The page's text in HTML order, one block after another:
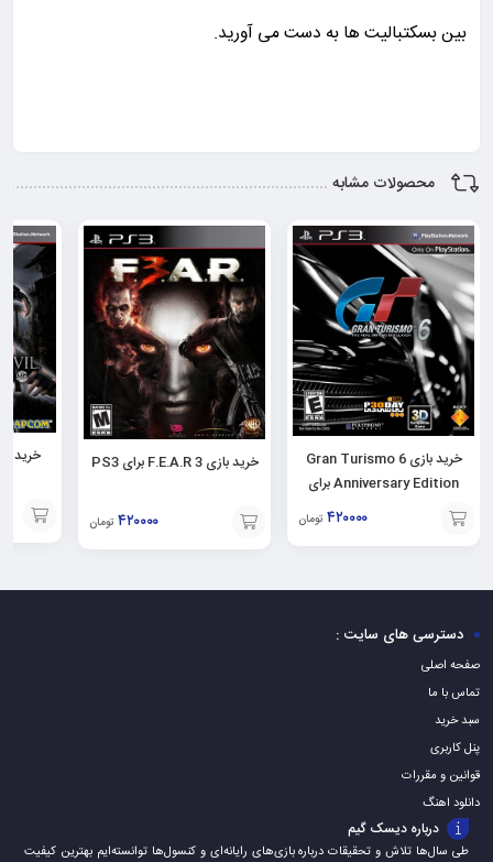
بین بسکتبالیت ها به دست می آورید.
محصولات مشابه
خرید بازی Gran Turismo 6
Anniversary Edition برای
۴۲۰۰۰۰ تومان
افزودن
به
خرید بازی F.E.A.R 3 برای PS3
۴۲۰۰۰۰ تومان
افزودن
به
افزودن
دسترسی های سایت :
صفحه اصلی
تماس با ما
سبد خرید
پنل کاربری
قوانین و مقررات
دانلود اهنگ
درباره دیسک گیم
طی سال‌ها تلاش و تحقیقات درباره بازی‌های رایانه‌ای و کنسول‌ها توانسته‌ایم بهترین کیفیت